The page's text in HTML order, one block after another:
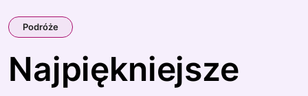
Podróże
Najpiękniejsze